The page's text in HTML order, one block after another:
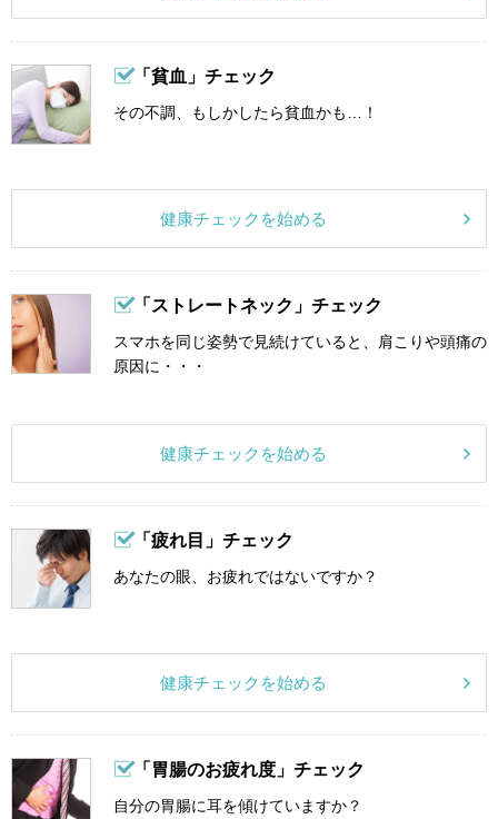
「貧血」チェック
その不調、もしかしたら貧血かも…！
健康チェックを始める
「ストレートネック」チェック
スマホを同じ姿勢で見続けていると、肩こりや頭痛の
原因に・・・
健康チェックを始める
「疲れ目」チェック
あなたの眼、お疲れではないですか？
健康チェックを始める
「胃腸のお疲れ度」チェック
自分の胃腸に耳を傾けていますか？